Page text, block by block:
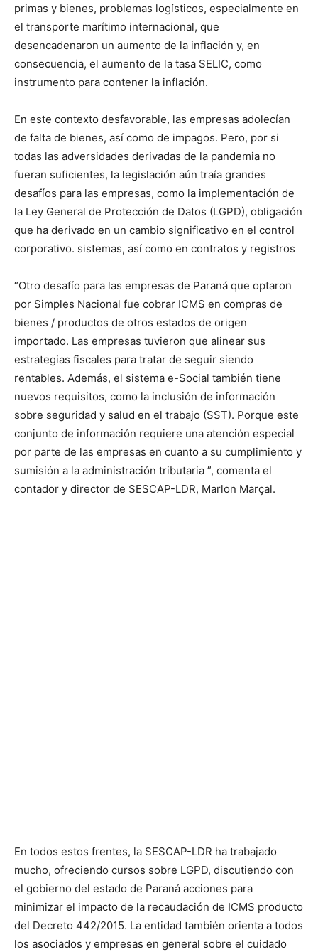
primas y bienes, problemas logísticos, especialmente en
el transporte marítimo internacional, que
desencadenaron un aumento de la inflación y, en
consecuencia, el aumento de la tasa SELIC, como
instrumento para contener la inflación.
En este contexto desfavorable, las empresas adolecían
de falta de bienes, así como de impagos. Pero, por si
todas las adversidades derivadas de la pandemia no
fueran suficientes, la legislación aún traía grandes
desafíos para las empresas, como la implementación de
la Ley General de Protección de Datos (LGPD), obligación
que ha derivado en un cambio significativo en el control
corporativo. sistemas, así como en contratos y registros
“Otro desafío para las empresas de Paraná que optaron
por Simples Nacional fue cobrar ICMS en compras de
bienes / productos de otros estados de origen
importado. Las empresas tuvieron que alinear sus
estrategias fiscales para tratar de seguir siendo
rentables. Además, el sistema e-Social también tiene
nuevos requisitos, como la inclusión de información
sobre seguridad y salud en el trabajo (SST). Porque este
conjunto de información requiere una atención especial
por parte de las empresas en cuanto a su cumplimiento y
sumisión a la administración tributaria ”, comenta el
contador y director de SESCAP-LDR, Marlon Marçal.
En todos estos frentes, la SESCAP-LDR ha trabajado
mucho, ofreciendo cursos sobre LGPD, discutiendo con
el gobierno del estado de Paraná acciones para
minimizar el impacto de la recaudación de ICMS producto
del Decreto 442/2015. La entidad también orienta a todos
los asociados y empresas en general sobre el cuidado